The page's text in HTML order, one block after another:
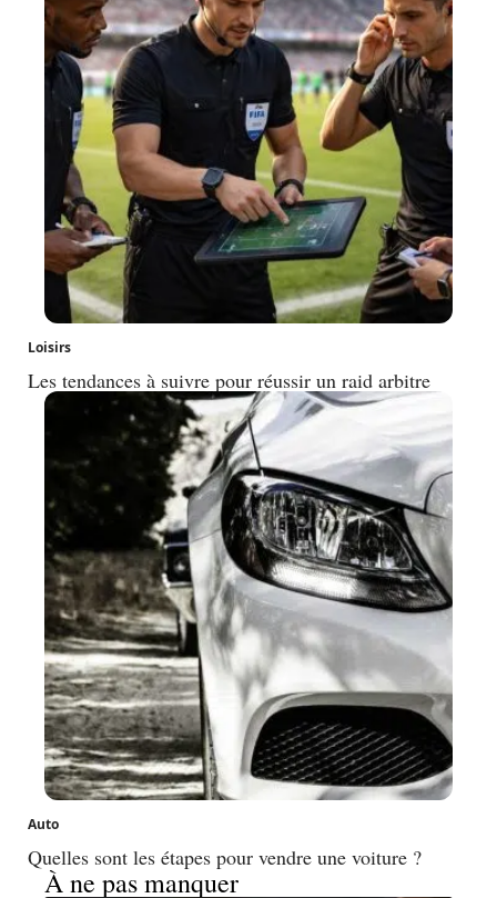
Loisirs
Les tendances à suivre pour réussir un raid arbitre
Auto
Quelles sont les étapes pour vendre une voiture ?
À ne pas manquer